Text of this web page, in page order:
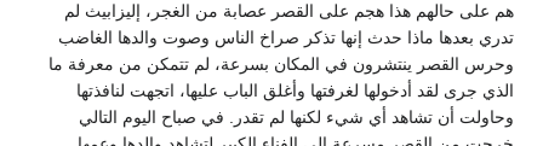
هم على حالهم هذا هجم على القصر عصابة من الغجر، إليزابيث لم
تدري بعدها ماذا حدث إنها تذكر صراخ الناس وصوت والدها الغاضب
وحرس القصر ينتشرون في المكان بسرعة، لم تتمكن من معرفة ما
الذي جرى لقد أدخولها لغرفتها وأغلق الباب عليها، اتجهت لنافذتها
وحاولت أن تشاهد أي شيء لكنها لم تقدر. في صباح اليوم التالي